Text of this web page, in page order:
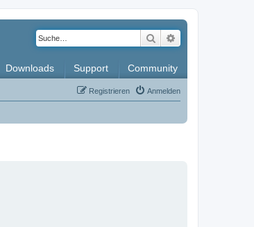
Suche
Downloads Support Community
Anmelden
Registrieren